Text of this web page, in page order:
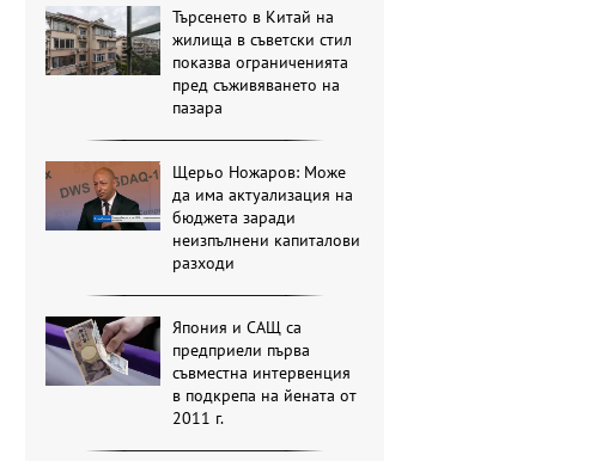
Търсенето в Китай на
жилища в съветски стил
показва ограниченията
пред съживяването на
пазара
Щерьо Ножаров: Може
да има актуализация на
бюджета заради
неизпълнени капиталови
разходи
Япония и САЩ са
предприели първа
съвместна интервенция
в подкрепа на йената от
2011 г.